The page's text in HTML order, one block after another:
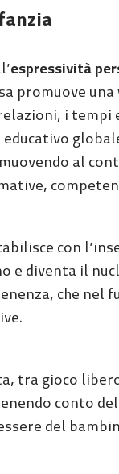
espressività
promuove una
i tempi
al
con
e diventa il
che nel
tra gioco
conto
del